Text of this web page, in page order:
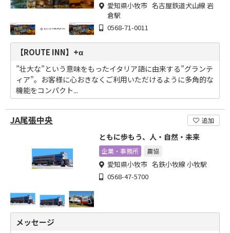
愛知県小牧市 名古屋鉄道犬山線 岩
倉駅
0568-71-0011
【ROUTE INN】+α
”壮大な”という意味をもったイタリア語に由来する”グランテ
ィア”。お客様に心おきなくご利用いただけるように多角的な
機能をコンパクト...
JA尾張中央 追加
ともに歩もう、人・自然・未来
企業・事務所 農協
愛知県小牧市 名鉄小牧線 小牧駅
0568-47-5700
メッセージ